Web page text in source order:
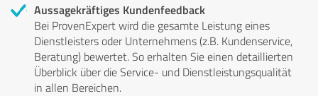
Aussagekräftiges Kundenfeedback
Bei ProvenExpert wird die gesamte Leistung eines
Dienstleisters oder Unternehmens (z.B. Kundenservice,
Beratung) bewertet. So erhalten Sie einen detaillierten
Überblick über die Service- und Dienstleistungsqualität
in allen Bereichen.